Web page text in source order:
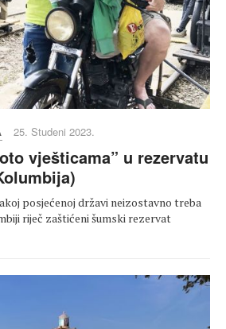
25. Studeni 2023.
vješticama” u rezervatu
posjećenoj državi neizostavno treba
riječ zaštićeni šumski rezervat